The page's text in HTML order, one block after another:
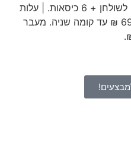
2 צוותים (סה”כ 4 אנשים) לשולחן + 6 כיסאות. | עלות
ההובלה וההרכבה תהא 690 ₪ עד קומה שניה. מעבר